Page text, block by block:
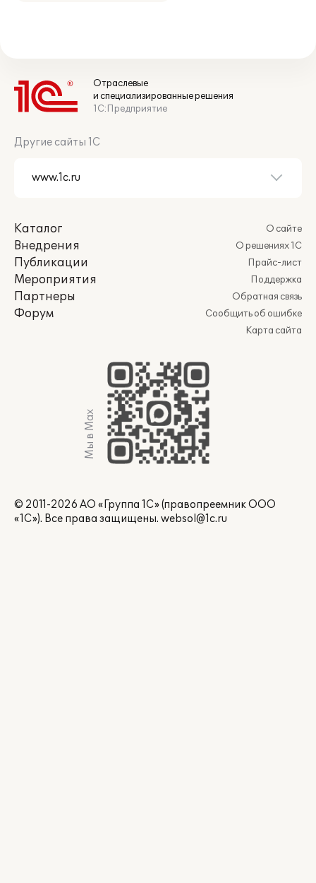
Отраслевые
и специализированные решения
1С:Предприятие
Другие сайты 1С
Каталог
Внедрения
Публикации
Мероприятия
Партнеры
Форум
О сайте
О решениях 1С
Прайс-лист
Поддержка
Обратная связь
Сообщить об ошибке
Карта сайта
Мы в Max
© 2011-2026 АО «Группа 1С» (правопреемник ООО
«1С»). Все права защищены. websol@1c.ru